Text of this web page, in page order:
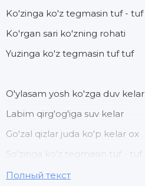
Ko'zinga ko'z tegmasin tuf - tuf
Ko'rgan sari ko'zning rohati
Yuzinga ko'z tegmasin tuf tuf
O'ylasam yosh ko'zga duv kelar
Labim qirg'og'iga suv kelar
Go'zal qizlar juda ko'p kelar ox
So'zinga ko'z tegmasin tuf - tuf
Полный текст